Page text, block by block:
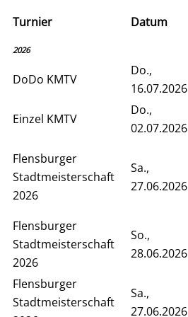
Turnier Datum
2026
DoDo KMTV
Do.,
16.07.2026
Einzel KMTV
Do.,
02.07.2026
Flensburger
Stadtmeisterschaft
2026
Sa.,
27.06.2026
Flensburger
Stadtmeisterschaft
2026
So.,
28.06.2026
Flensburger
Stadtmeisterschaft
Sa.,
27.06.2026